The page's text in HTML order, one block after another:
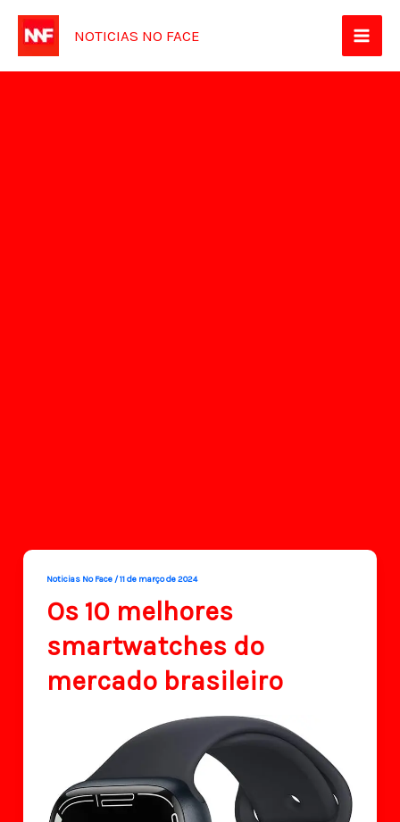
para
NOTICIAS NO FACE
Noticias No Face /11 de março de 2024
Os 10 melhores
smartwatches do
mercado brasileiro